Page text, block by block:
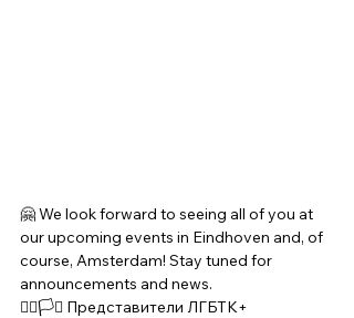
🤗 We look forward to seeing all of you at
our upcoming events in Eindhoven and, of
course, Amsterdam! Stay tuned for
announcements and news.
🏳️‍🌈🏳️‍⚧ Представители ЛГБТК+